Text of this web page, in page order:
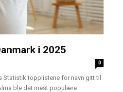
i 2025
0
Statistik topplistene for navn gitt til
ble det mest populære